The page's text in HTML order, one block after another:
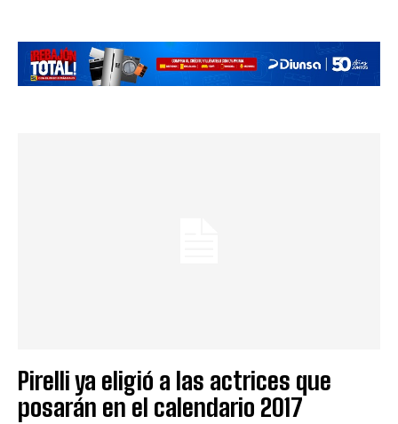
Pirelli ya eligió a las actrices que
posarán en el calendario 2017